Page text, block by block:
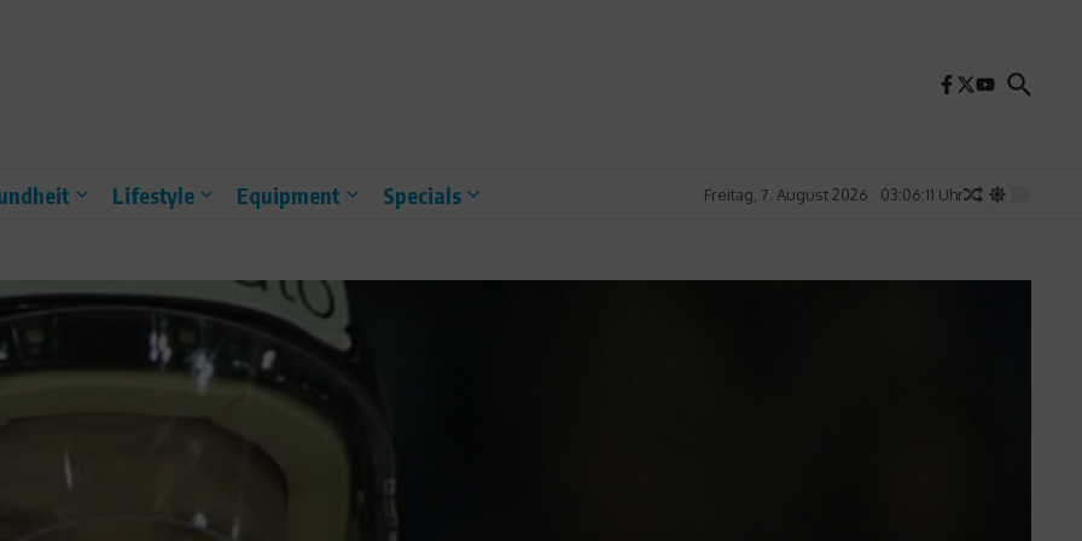
Lifestyle Equipment Specials Freitag, 7. August 2026 03:06:13 Uhr